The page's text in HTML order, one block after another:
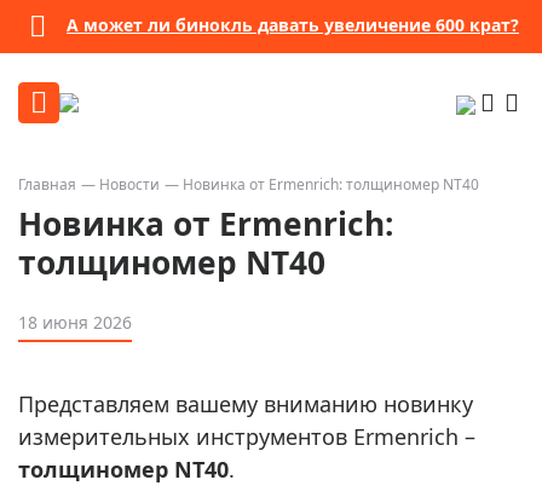
А может ли бинокль давать увеличение 600 крат?
Главная Новости Новинка от Ermenrich: толщиномер NT40
Новинка от Ermenrich:
толщиномер NT40
18 июня 2026
Представляем вашему вниманию новинку
измерительных инструментов Ermenrich –
толщиномер NT40.